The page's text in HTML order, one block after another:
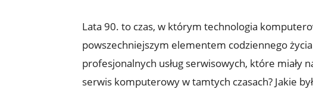
Lata 90. to czas, w którym technologia
powszechniejszym elementem codziennego
profesjonalnych usług serwisowych, które miały
serwis komputerowy w tamtych czasach? Jakie